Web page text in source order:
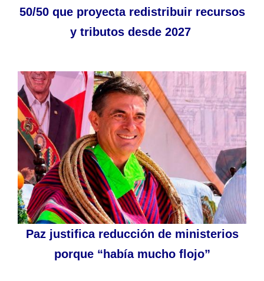
50/50 que proyecta redistribuir recursos
y tributos desde 2027
Paz justifica reducción de ministerios
porque “había mucho flojo”